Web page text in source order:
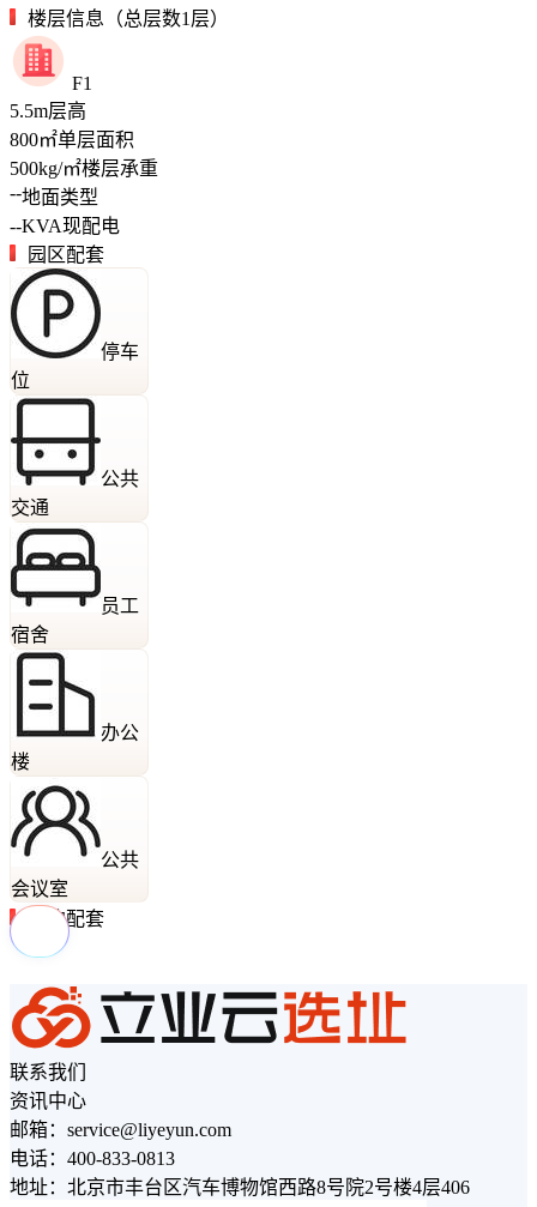
楼层信息（总层数1层）
F1
5.5m层高
800㎡单层面积
500kg/㎡楼层承重
--地面类型
--KVA现配电
园区配套
停车
位
公共
交通
员工
宿舍
办公
楼
公共
会议室
周边配套
联系我们
资讯中心
邮箱：service@liyeyun.com
电话：400-833-0813
地址：北京市丰台区汽车博物馆西路8号院2号楼4层406